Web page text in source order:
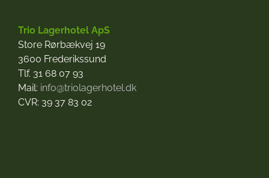
Trio Lagerhotel ApS
Store Rørbækvej 19
3600 Frederikssund
Tlf. 31 68 07 93
Mail: info@triolagerhotel.dk
CVR: 39 37 83 02